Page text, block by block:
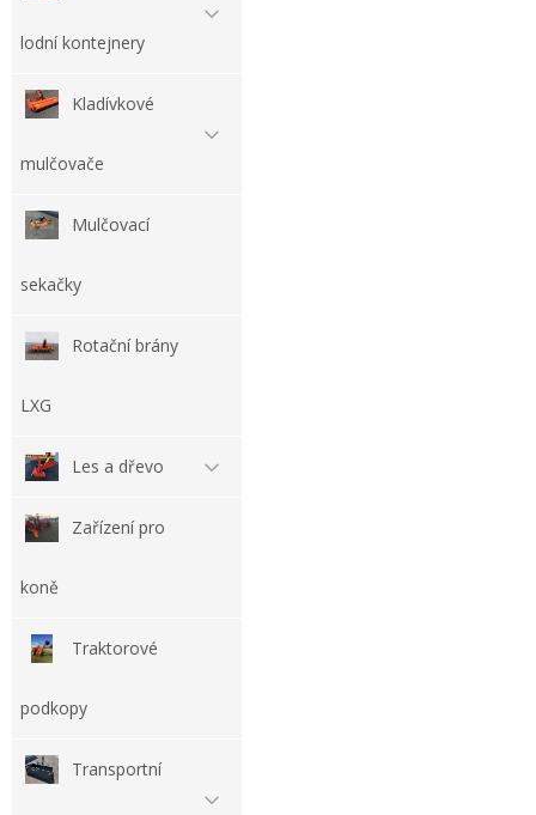
lodní kontejnery
Kladívkové
mulčovače
Mulčovací
sekačky
Rotační brány
LXG
Les a dřevo
Zařízení pro
koně
Traktorové
podkopy
Transportní